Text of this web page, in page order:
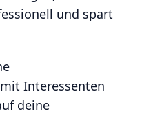
und spart
Interessenten
deine